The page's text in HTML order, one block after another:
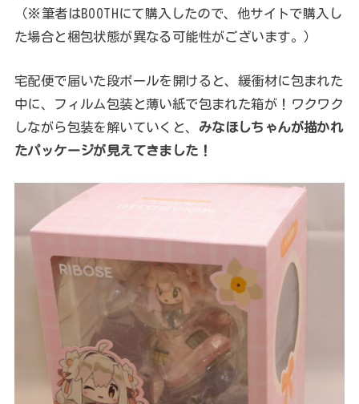
（※筆者はBOOTHにて購入したので、他サイトで購入し
た場合と梱包状態が異なる可能性がございます。）
宅配便で届いた段ボールを開けると、緩衝材に包まれた
中に、フィルム包装と薄い紙で包まれた箱が！ワクワク
しながら包装を解いていくと、 みなほしちゃんが描かれ
たパッケージが見えてきました！